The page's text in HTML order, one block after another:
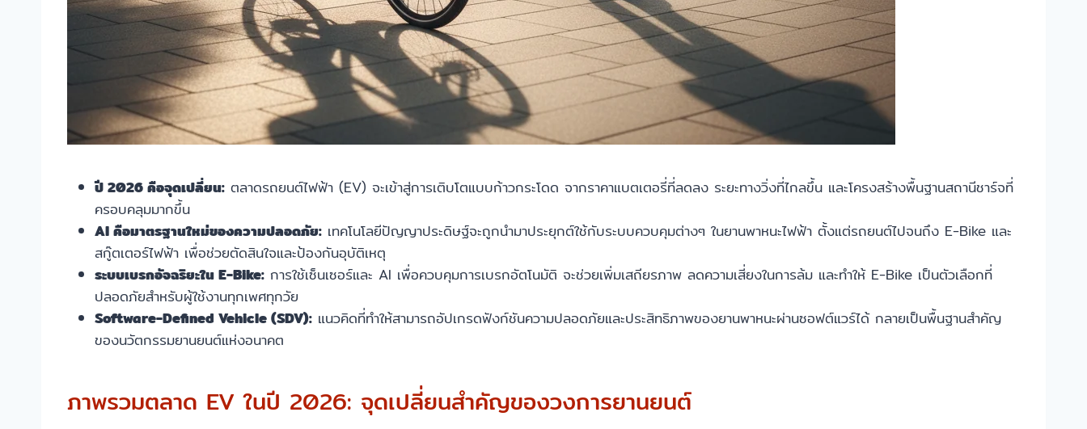
ปี 2026 คือจุดเปลี่ยน: ตลาดรถยนต์ไฟฟ้า (EV) จะเข้าสู่การเติบโตแบบก้าวกระโดด จากราคาแบตเตอรี่ที่ลดลง ระยะทางวิ่งที่ไกลขึ้น และโครงสร้างพื้นฐานสถานีชาร์จที่
ครอบคลุมมากขึ้น
AI คือมาตรฐานใหม่ของความปลอดภัย: เทคโนโลยีปัญญาประดิษฐ์จะถูกนำมาประยุกต์ใช้กับระบบควบคุมต่างๆ ในยานพาหนะไฟฟ้า ตั้งแต่รถยนต์ไปจนถึง E-Bike และ
สกู๊ตเตอร์ไฟฟ้า เพื่อช่วยตัดสินใจและป้องกันอุบัติเหตุ
ระบบเบรกอัจฉริยะใน E-Bike: การใช้เซ็นเซอร์และ AI เพื่อควบคุมการเบรกอัตโนมัติ จะช่วยเพิ่มเสถียรภาพ ลดความเสี่ยงในการล้ม และทำให้ E-Bike เป็นตัวเลือกที่
ปลอดภัยสำหรับผู้ใช้งานทุกเพศทุกวัย
Software-Defined Vehicle (SDV): แนวคิดที่ทำให้สามารถอัปเกรดฟังก์ชันความปลอดภัยและประสิทธิภาพของยานพาหนะผ่านซอฟต์แวร์ได้ กลายเป็นพื้นฐานสำคัญ
ของนวัตกรรมยานยนต์แห่งอนาคต
ภาพรวมตลาด EV ในปี 2026: จุดเปลี่ยนสำคัญของวงการยานยนต์